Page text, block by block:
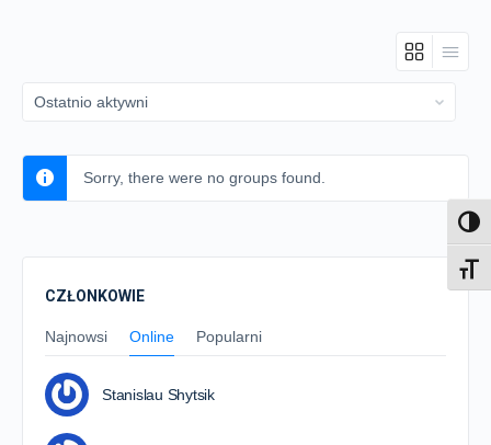
Order
By:
Sorry, there were no groups found.
CZŁONKOWIE
Najnowsi Online Popularni
Stanislau Shytsik